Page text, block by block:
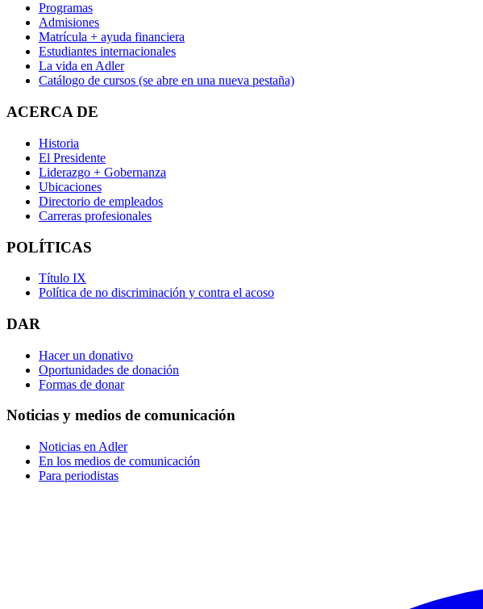
Programas
Admisiones
Matrícula + ayuda financiera
Estudiantes internacionales
La vida en Adler
Catálogo de cursos (se abre en una nueva pestaña)
ACERCA DE
Historia
El Presidente
Liderazgo + Gobernanza
Ubicaciones
Directorio de empleados
Carreras profesionales
POLÍTICAS
Título IX
Política de no discriminación y contra el acoso
DAR
Hacer un donativo
Oportunidades de donación
Formas de donar
Noticias y medios de comunicación
Noticias en Adler
En los medios de comunicación
Para periodistas